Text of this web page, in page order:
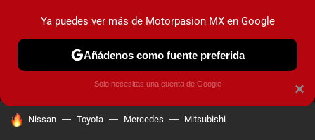
MENÚ NUEVO
INDUSTRIA HOY NO CIRCULA
HOY SE HABLA DE
Nissan Toyota Mercedes Mitsubishi
×
Ya puedes ver más de Motorpasion MX en Google
Añádenos como fuente preferida
Solo necesitas una cuenta de Google